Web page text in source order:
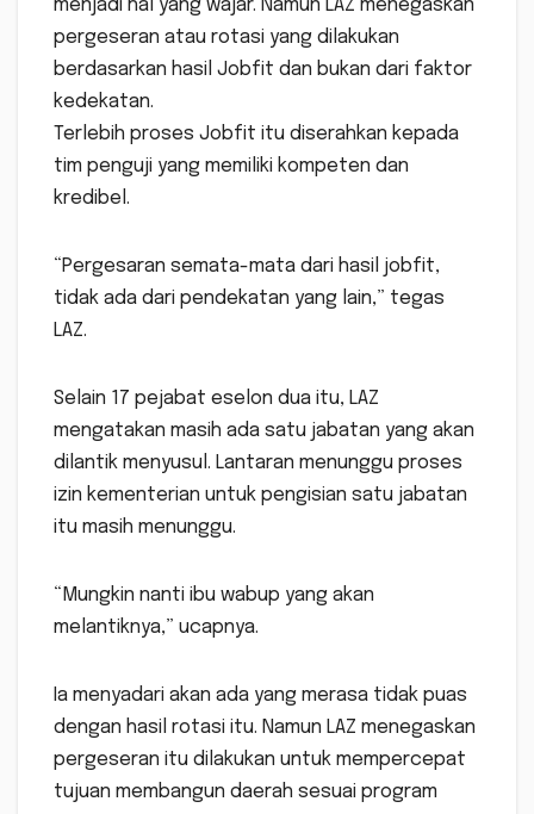
menjadi hal yang wajar. Namun LAZ menegaskan
pergeseran atau rotasi yang dilakukan
berdasarkan hasil Jobfit dan bukan dari faktor
kedekatan.
Terlebih proses Jobfit itu diserahkan kepada
tim penguji yang memiliki kompeten dan
kredibel.
“Pergesaran semata-mata dari hasil jobfit,
tidak ada dari pendekatan yang lain,” tegas
LAZ.
Selain 17 pejabat eselon dua itu, LAZ
mengatakan masih ada satu jabatan yang akan
dilantik menyusul. Lantaran menunggu proses
izin kementerian untuk pengisian satu jabatan
itu masih menunggu.
“Mungkin nanti ibu wabup yang akan
melantiknya,” ucapnya.
Ia menyadari akan ada yang merasa tidak puas
dengan hasil rotasi itu. Namun LAZ menegaskan
pergeseran itu dilakukan untuk mempercepat
tujuan membangun daerah sesuai program